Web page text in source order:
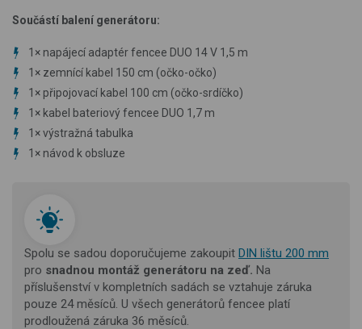
Součástí balení generátoru:
1 × napájecí adaptér fencee DUO 14 V 1,5 m
1 × zemnící kabel 150 cm (očko-očko)
1 × připojovací kabel 100 cm (očko-srdíčko)
1 × kabel bateriový fencee DUO 1,7 m
1×výstražná tabulka
1 × návod k obsluze
Spolu se sadou doporučujeme zakoupit DIN lištu 200 mm
pro snadnou montáž generátoru na zeď. Na
příslušenství v kompletních sadách se vztahuje záruka
pouze 24 měsíců. U všech generátorů fencee platí
prodloužená záruka 36 měsíců.